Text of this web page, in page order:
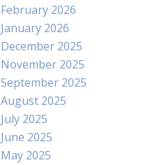
February 2026
January 2026
December 2025
November 2025
September 2025
August 2025
July 2025
June 2025
May 2025